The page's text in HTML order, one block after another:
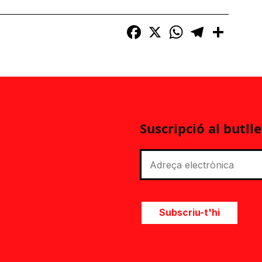
Facebook
X WhatsAppTelegram
Suscripció al
Subscriu-t'hi